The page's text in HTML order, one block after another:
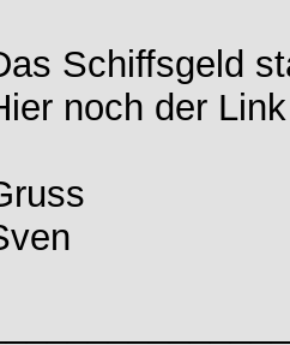
Schiffsgeld
noch der